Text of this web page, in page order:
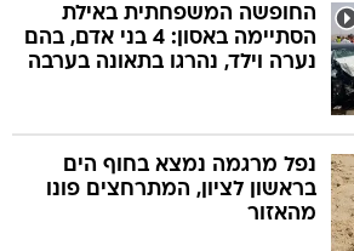
החופשה המשפחתית באילת
הסתיימה באסון: 4 בני אדם, בהם
נערה וילד, נהרגו בתאונה בערבה
נפל מרגמה נמצא בחוף הים
בראשון לציון, המתרחצים פונו
מהאזור